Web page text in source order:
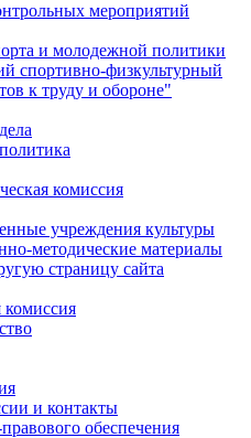
мероприятий
и молодежной политики
спортивно-физкультурный
к труду и обороне"
комиссия
учреждения культуры
методические материалы
страницу сайта
и контакты
обеспечения